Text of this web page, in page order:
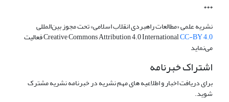
***
نشریه علمی «مطالعات راهبردی انقلاب اسلامی» تحت مجوز بین‌المللی
Creative Commons Attribution 4.0 InternationalCC-BY 4.0 فعالیت
می‌نماید
اشتراک خبرنامه
برای دریافت اخبار و اطلاعیه های مهم نشریه در خبرنامه نشریه مشترک
شوید.